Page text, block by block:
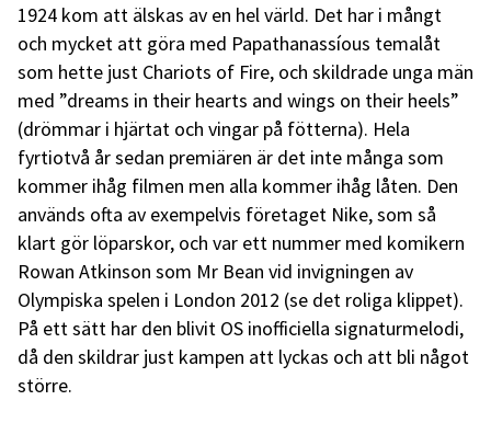
1924 kom att älskas av en hel värld. Det har i mångt
och mycket att göra med Papathanassíous temalåt
som hette just Chariots of Fire, och skildrade unga män
med ”dreams in their hearts and wings on their heels”
(drömmar i hjärtat och vingar på fötterna). Hela
fyrtiotvå år sedan premiären är det inte många som
kommer ihåg filmen men alla kommer ihåg låten. Den
används ofta av exempelvis företaget Nike, som så
klart gör löparskor, och var ett nummer med komikern
Rowan Atkinson som Mr Bean vid invigningen av
Olympiska spelen i London 2012 (se det roliga klippet).
På ett sätt har den blivit OS inofficiella signaturmelodi,
då den skildrar just kampen att lyckas och att bli något
större.